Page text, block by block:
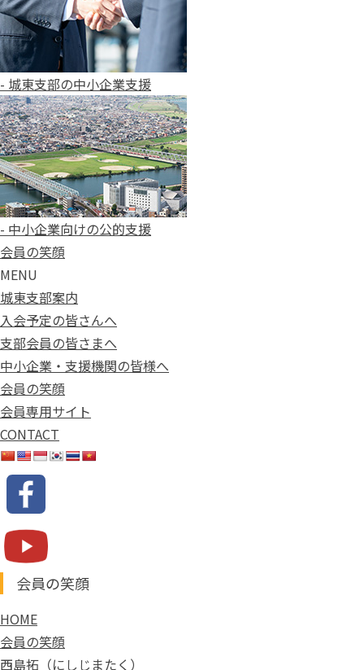
- 城東支部の中小企業支援
- 中小企業向けの公的支援
会員の笑顔
MENU
城東支部案内
入会予定の皆さんへ
支部会員の皆さまへ
中小企業・支援機関の皆様へ
会員の笑顔
会員専用サイト
CONTACT
会員の笑顔
HOME
会員の笑顔
西島拓（にしじまたく）